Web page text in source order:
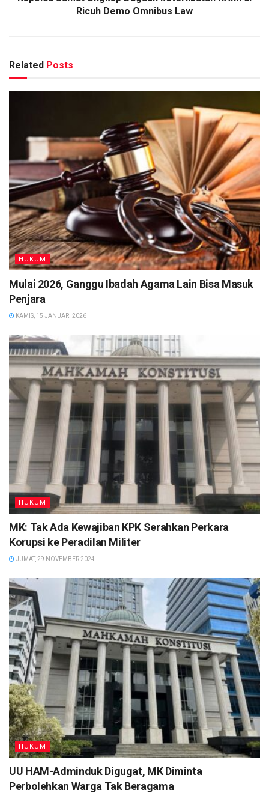
Ricuh Demo Omnibus Law
Related Posts
HUKUM
Mulai 2026, Ganggu Ibadah Agama Lain Bisa Masuk
Penjara
KAMIS, 15 JANUARI 2026
HUKUM
MK: Tak Ada Kewajiban KPK Serahkan Perkara
Korupsi ke Peradilan Militer
JUMAT, 29 NOVEMBER 2024
HUKUM
UU HAM-Adminduk Digugat, MK Diminta
Perbolehkan Warga Tak Beragama